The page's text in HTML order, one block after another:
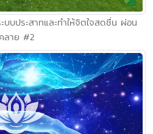
บประสาทและทำให้จิตใจสดชื่น ผ่อน
คลาย #2